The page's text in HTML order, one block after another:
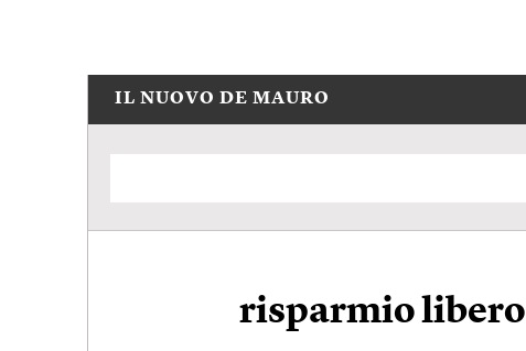
IL NUOVO DE MAURO
risparmio libero